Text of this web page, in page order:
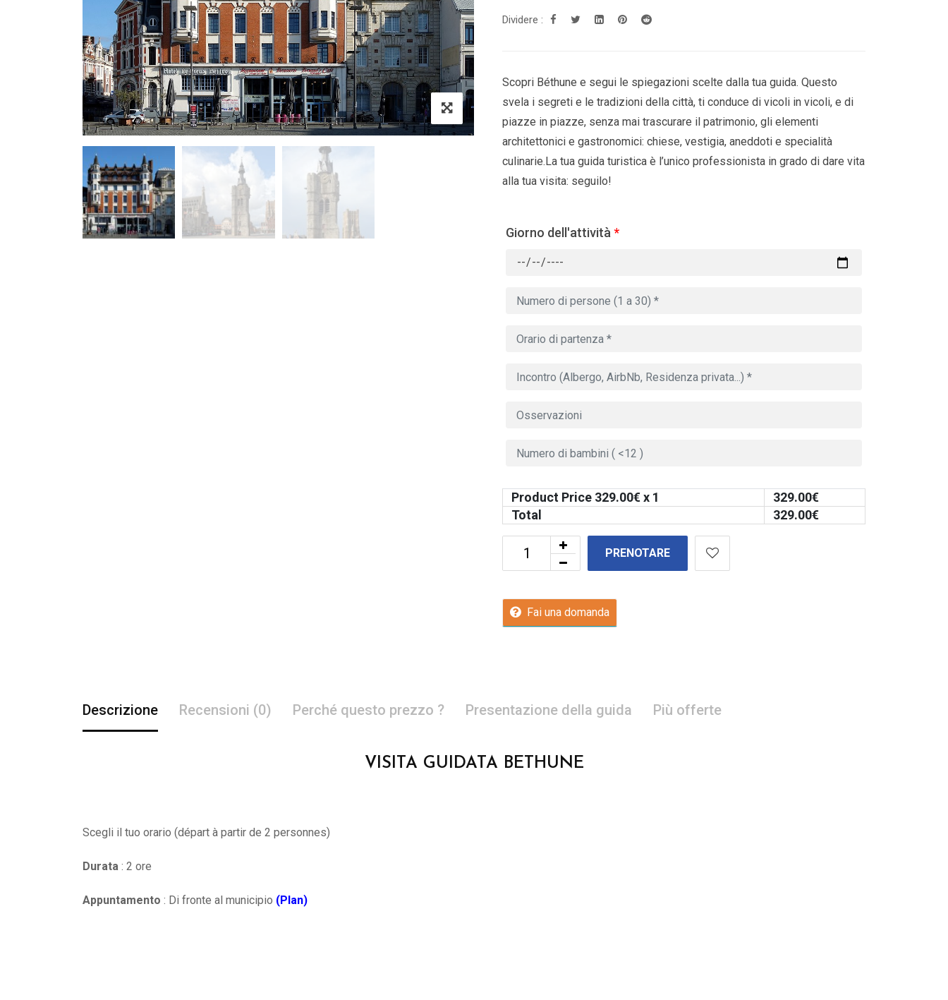
Dividere :
Scopri Béthune e segui le spiegazioni scelte dalla tua guida. Questo
svela i segreti e le tradizioni della città, ti conduce di vicoli in vicoli, e di
piazze in piazze, senza mai trascurare il patrimonio, gli elementi
architettonici e gastronomici: chiese, vestigia, aneddoti e specialità
culinarie.La tua guida turistica è l’unico professionista in grado di dare vita
alla tua visita: seguilo!
Giorno dell'attività *
Product Price 329.00€ x 1 329.00€
Total
329.00€
PRENOTARE
Fai una domanda
Descrizione Recensioni (0) Perché questo prezzo ? Presentazione della guida Più offerte
VISITA GUIDATA BETHUNE
Scegli il tuo orario (départ à partir de 2 personnes)
Durata : 2 ore
Appuntamento : Di fronte al municipio (Plan)